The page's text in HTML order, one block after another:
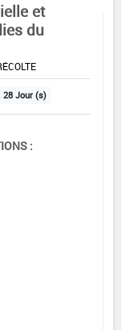
et
du
28 Jour (s)
: